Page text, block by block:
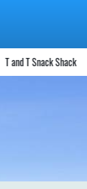
T and T Snack Shack